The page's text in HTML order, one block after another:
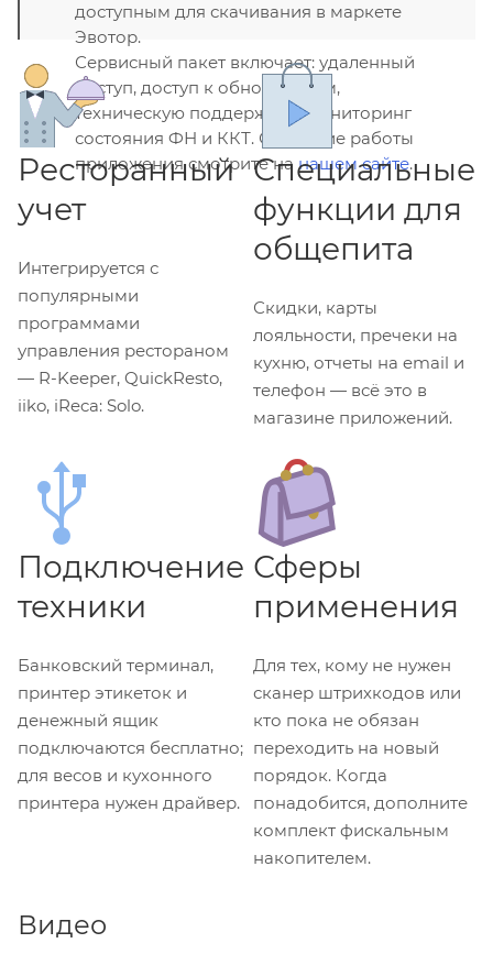
доступным для скачивания в маркете
Эвотор.
Сервисный пакет включает: удаленный
доступ, доступ к обновлениям,
техническую поддержку и мониторинг
состояния ФН и ККТ. Описание работы
приложения смотрите на нашем сайте.
Ресторанный
учет
Интегрируется с
популярными
программами
управления рестораном
— R-Keeper, QuickResto,
iiko, iReca: Solo.
Специальные
функции для
общепита
Скидки, карты
лояльности, пречеки на
кухню, отчеты на email и
телефон — всё это в
магазине приложений.
Подключение
техники
Банковский терминал,
принтер этикеток и
денежный ящик
подключаются бесплатно;
для весов и кухонного
принтера нужен драйвер.
Сферы
применения
Для тех, кому не нужен
сканер штрихкодов или
кто пока не обязан
переходить на новый
порядок. Когда
понадобится, дополните
комплект фискальным
накопителем.
Видео